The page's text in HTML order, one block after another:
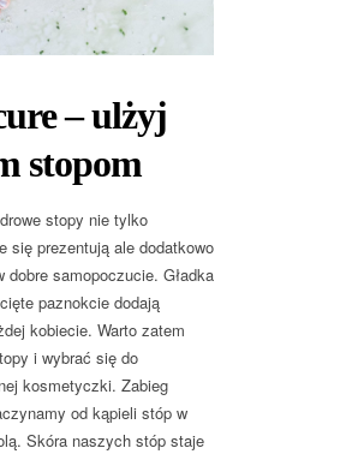
– ulżyj
stopom
stopy nie tylko
się prezentują ale dodatkowo
dobre samopoczucie. Gładka
paznokcie dodają
kobiecie. Warto zatem
i wybrać się do
kosmetyczki. Zabieg
od kąpieli stóp w
Skóra naszych stóp staje